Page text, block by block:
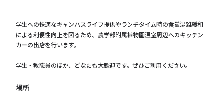
学生への快適なキャンパスライフ提供やランチタイム時の食堂混雑緩和
による利便性向上を図るため、農学部附属植物園温室周辺へのキッチン
カーの出店を行います。
学生・教職員のほか、どなたも大歓迎です。ぜひご利用ください。
場所